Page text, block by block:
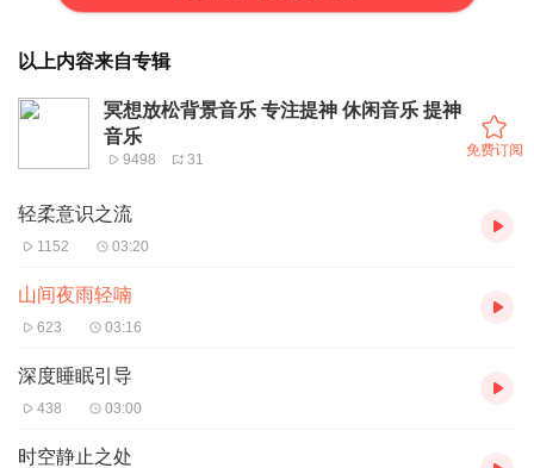
以上内容来自专辑
冥想放松背景音乐 专注提神 休闲音乐 提神
音乐
9498 31
免费订阅
轻柔意识之流
1152 03:20
山间夜雨轻喃
623 03:16
深度睡眠引导
438 03:00
时空静止之处